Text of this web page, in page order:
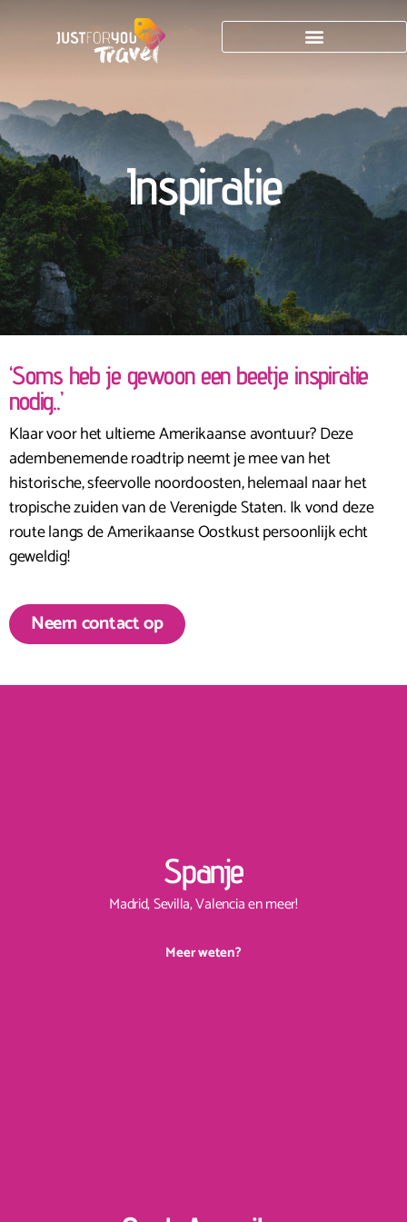
Inspiratie
‘Soms heb je gewoon een beetje inspiratie
nodig..’
Klaar voor het ultieme Amerikaanse avontuur? Deze
adembenemende roadtrip neemt je mee van het
historische, sfeervolle noordoosten, helemaal naar het
tropische zuiden van de Verenigde Staten. Ik vond deze
route langs de Amerikaanse Oostkust persoonlijk echt
geweldig!
Neem contact op
Spanje
Madrid, Sevilla, Valencia en meer!
Meer weten?